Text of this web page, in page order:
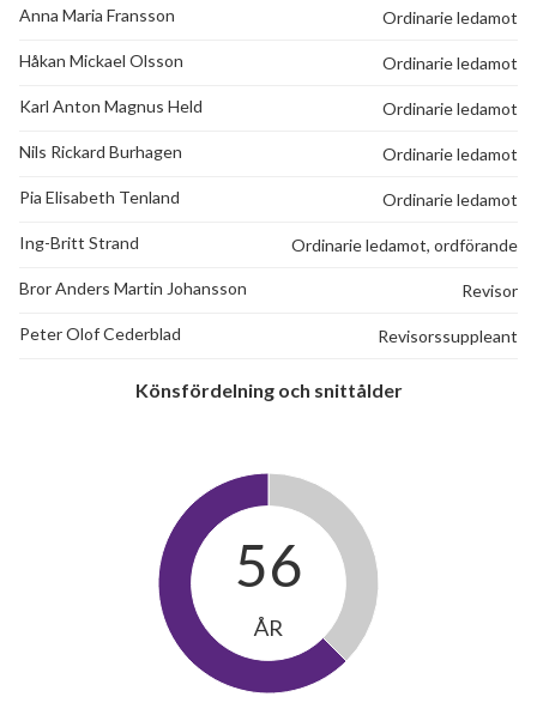
Anna Maria Fransson Ordinarie ledamot
Håkan Mickael Olsson Ordinarie ledamot
Karl Anton Magnus Held Ordinarie ledamot
Nils Rickard Burhagen Ordinarie ledamot
Pia Elisabeth Tenland Ordinarie ledamot
Ing-Britt Strand Ordinarie ledamot, ordförande
Bror Anders Martin Johansson Revisor
Peter Olof Cederblad Revisorssuppleant
Könsfördelning och snittålder
56
ÅR